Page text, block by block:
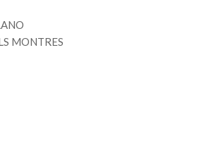
MONTRES